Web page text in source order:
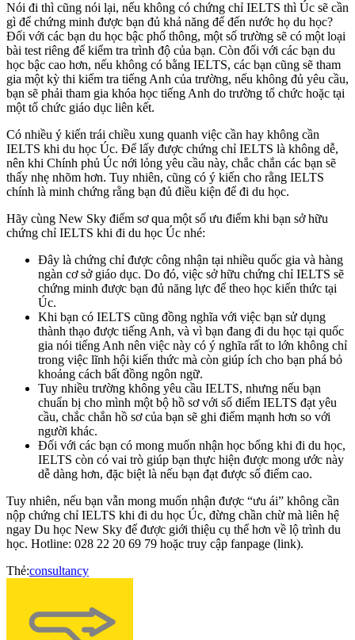
Nói đi thì cũng nói lại, nếu không có chứng chỉ IELTS thì Úc sẽ cần
gì để chứng minh được bạn đủ khả năng để đến nước họ du học?
Đối với các bạn du học bậc phổ thông, một số trường sẽ có một loại
bài test riêng để kiểm tra trình độ của bạn. Còn đối với các bạn du
học bậc cao hơn, nếu không có bằng IELTS, các bạn cũng sẽ tham
gia một kỳ thi kiểm tra tiếng Anh của trường, nếu không đủ yêu cầu,
bạn sẽ phải tham gia khóa học tiếng Anh do trường tổ chức hoặc tại
một tổ chức giáo dục liên kết.
Có nhiều ý kiến trái chiều xung quanh việc cần hay không cần
IELTS khi du học Úc. Để lấy được chứng chỉ IELTS là không dễ,
nên khi Chính phủ Úc nới lỏng yêu cầu này, chắc chắn các bạn sẽ
thấy nhẹ nhõm hơn. Tuy nhiên, cũng có ý kiến cho rằng IELTS
chính là minh chứng rằng bạn đủ điều kiện để đi du học.
Hãy cùng New Sky điểm sơ qua một số ưu điểm khi bạn sở hữu
chứng chỉ IELTS khi đi du học Úc nhé:
Đây là chứng chỉ được công nhận tại nhiều quốc gia và hàng
ngàn cơ sở giáo dục. Do đó, việc sở hữu chứng chỉ IELTS sẽ
chứng minh được bạn đủ năng lực để theo học kiến thức tại
Úc.
Khi bạn có IELTS cũng đồng nghĩa với việc bạn sử dụng
thành thạo được tiếng Anh, và vì bạn đang đi du học tại quốc
gia nói tiếng Anh nên việc này có ý nghĩa rất to lớn không chỉ
trong việc lĩnh hội kiến thức mà còn giúp ích cho bạn phá bỏ
khoảng cách bất đồng ngôn ngữ.
Tuy nhiều trường không yêu cầu IELTS, nhưng nếu bạn
chuẩn bị cho mình một bộ hồ sơ với số điểm IELTS đạt yêu
cầu, chắc chắn hồ sơ của bạn sẽ ghi điểm mạnh hơn so với
người khác.
Đối với các bạn có mong muốn nhận học bổng khi đi du học,
IELTS còn có vai trò giúp bạn thực hiện được mong ước này
dễ dàng hơn, đặc biệt là nếu bạn đạt được số điểm cao.
Tuy nhiên, nếu bạn vẫn mong muốn nhận được “ưu ái” không cần
nộp chứng chỉ IELTS khi đi du học Úc, đừng chần chừ mà liên hệ
ngay Du học New Sky để được giới thiệu cụ thể hơn về lộ trình du
học. Hotline: 028 22 20 69 79 hoặc truy cập fanpage (link).
Thẻ:consultancy